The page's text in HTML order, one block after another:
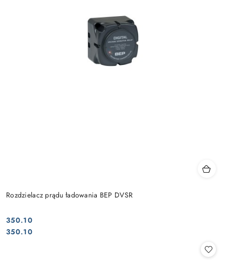
Rozdzielacz prądu ładowania BEP DVSR
Cena:
350.10
Cena:
350.10